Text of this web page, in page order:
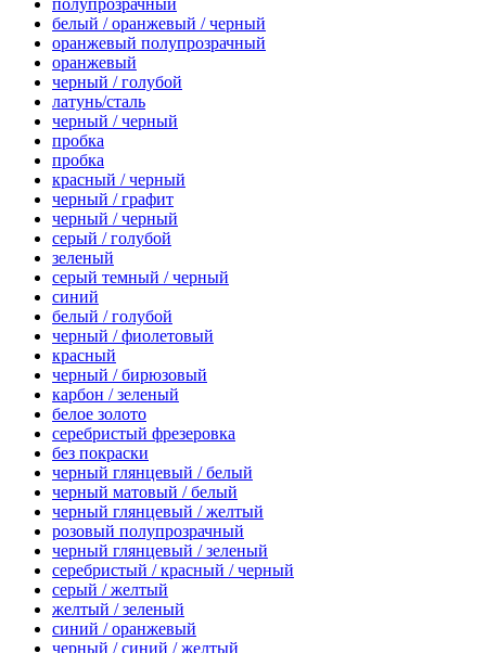
полупрозрачный
белый / оранжевый / черный
оранжевый полупрозрачный
оранжевый
черный / голубой
латунь/сталь
черный / черный
пробка
пробка
красный / черный
черный / графит
черный / черный
серый / голубой
зеленый
серый темный / черный
синий
белый / голубой
черный / фиолетовый
красный
черный / бирюзовый
карбон / зеленый
белое золото
серебристый фрезеровка
без покраски
черный глянцевый / белый
черный матовый / белый
черный глянцевый / желтый
розовый полупрозрачный
черный глянцевый / зеленый
серебристый / красный / черный
серый / желтый
желтый / зеленый
синий / оранжевый
черный / синий / желтый